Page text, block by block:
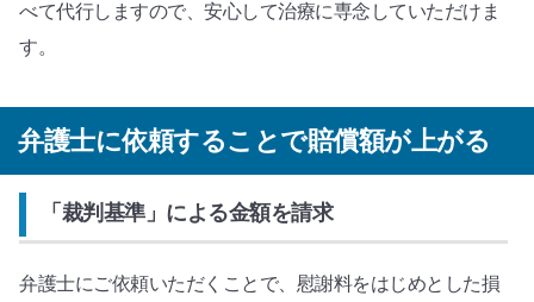
べて代行しますので、安心して治療に専念していただけま
す。
弁護士に依頼することで賠償額が上がる
「裁判基準」による金額を請求
弁護士にご依頼いただくことで、慰謝料をはじめとした損